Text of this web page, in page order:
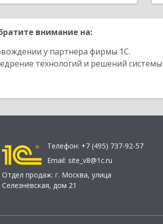
внимание на:
у партнера фирмы 1С.
технологий и решений
Телефон: +7 (495) 737-92-57
Email: site_v8@1c.ru
Отдел продаж: г. Москва, улица
Селезнёвская, дом 21